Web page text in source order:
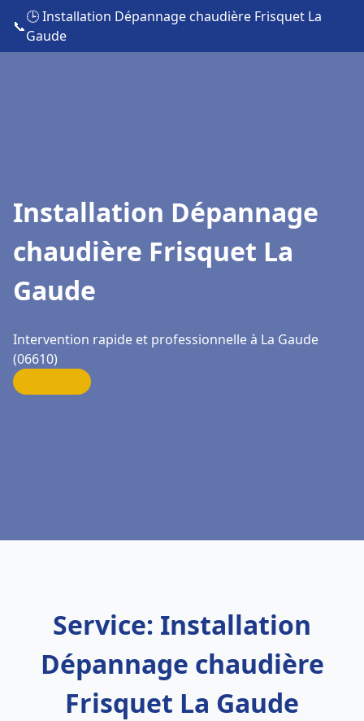
📞
🕒 Installation Dépannage chaudière Frisquet La
Gaude
Installation Dépannage
chaudière Frisquet La
Gaude
Intervention rapide et professionnelle à La Gaude
(06610)
Service: Installation
Dépannage chaudière
Frisquet La Gaude